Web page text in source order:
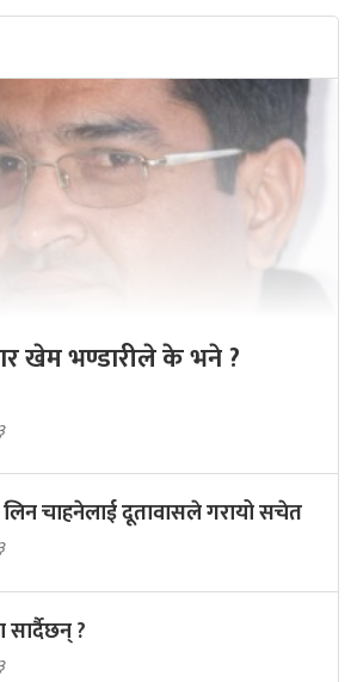
खेम भण्डारीले के भने ?
चाहनेलाई दूतावासले गरायो सचेत
सार्दैछन् ?